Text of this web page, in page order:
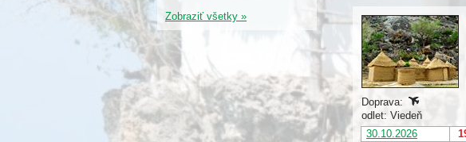
Doprava:
odlet: Viedeň
30.10.2026
Zobraziť všetky »